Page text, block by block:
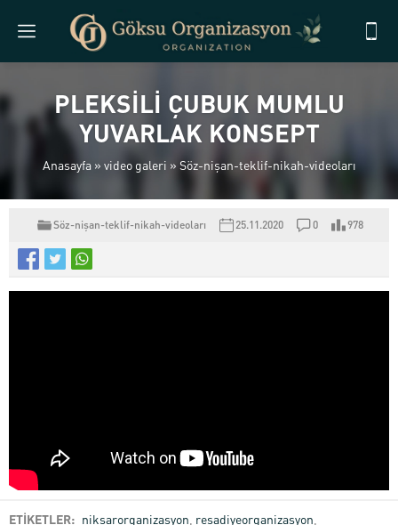
PLEKSİLİ ÇUBUK MUMLU
YUVARLAK KONSEPT
Anasayfa» video galeri » Söz-nişan-teklif-nikah-videoları
Söz-nişan-teklif-nikah-videoları 25.11.2020 0 978
ETİKETLER: niksarorganizasyon reşadiyeorganizasyon